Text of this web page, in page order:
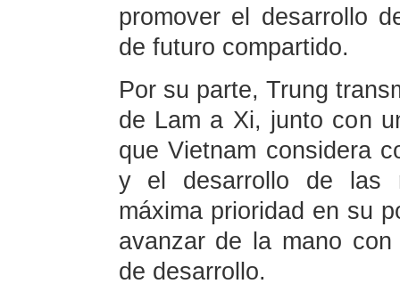
promover el desarrollo
de futuro compartido.
Por su parte, Trung
de Lam a Xi, junto con
que Vietnam considera
y el desarrollo de las
máxima prioridad en su
avanzar de la mano
de desarrollo.